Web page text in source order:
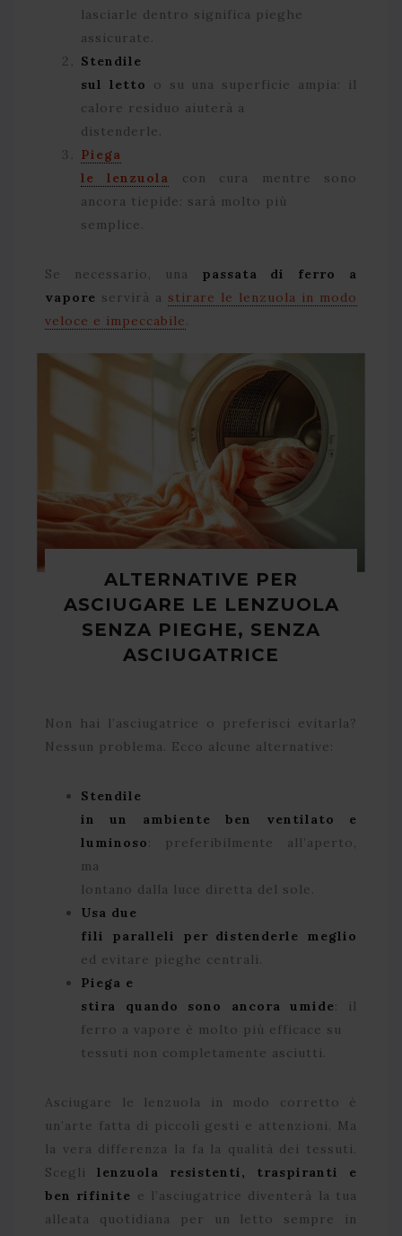
lasciarle dentro significa pieghe
assicurate.
Stendile
sul letto
o su una superficie ampia: il
calore residuo aiuterà a
distenderle.
Piega
le lenzuola con cura mentre sono
ancora tiepide: sarà molto più
semplice.
Se necessario, una passata di ferro a
vapore servirà a stirare le lenzuola in modo
veloce e impeccabile.
ALTERNATIVE PER
ASCIUGARE LE LENZUOLA
SENZA PIEGHE, SENZA
ASCIUGATRICE
Non hai l’asciugatrice o preferisci evitarla?
Nessun problema. Ecco alcune alternative:
Stendile
in un ambiente ben ventilato e
luminoso: preferibilmente all’aperto,
ma
lontano dalla luce diretta del sole.
Usa due
fili paralleli per distenderle meglio
ed evitare pieghe centrali.
Piega e
stira quando sono ancora umide: il
ferro a vapore è molto più efficace su
tessuti non completamente asciutti.
Asciugare le lenzuola in modo corretto è
un’arte fatta di piccoli gesti e attenzioni. Ma
la vera differenza la fa la qualità dei tessuti.
Scegli lenzuola resistenti, traspiranti e
ben rifinite e l’asciugatrice diventerà la tua
alleata quotidiana per un letto sempre in